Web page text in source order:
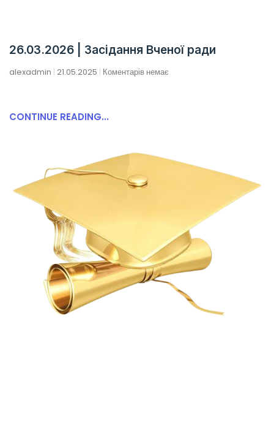
26.03.2026 | Засідання Вченої ради
alexadmin 21.05.2025 Коментарів немає
CONTINUE READING...